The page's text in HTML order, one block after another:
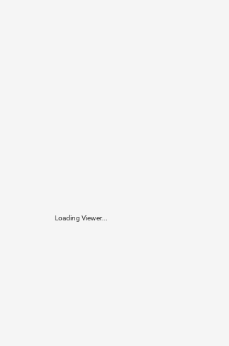
Loading Viewer...